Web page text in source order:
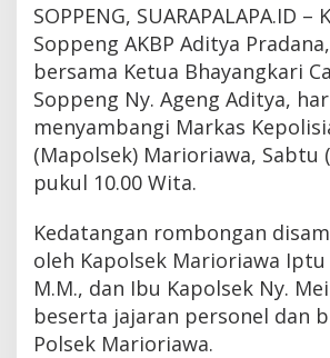
SOPPENG, SUARAPALAPA.ID –
Soppeng AKBP Aditya Pradana,
bersama Ketua Bhayangkari
Soppeng Ny. Ageng Aditya,
menyambangi Markas
(Mapolsek) Marioriawa, Sabtu
pukul 10.00 Wita.
Kedatangan rombongan
oleh Kapolsek Marioriawa Iptu
M.M., dan Ibu Kapolsek Ny.
beserta jajaran personel dan
Polsek Marioriawa.